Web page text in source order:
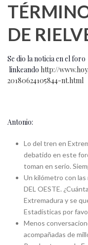
DE
Se dio la noticia en el foro
linkeando http://
20180624105844-nt.html
Antonio:
Lo del tren en
debatido en este
toman en serio.
Un kilómetro con las
DEL OESTE.
Extremadura y se
Estadísticas por
Menos
acompañadas de